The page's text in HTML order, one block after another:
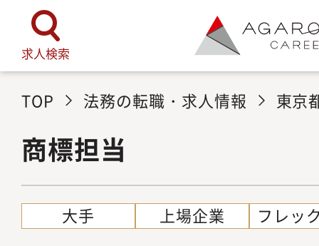
求人検索
TOP 法務の転職・求人情報 東京
商標担当
大手 上場企業 フレッ